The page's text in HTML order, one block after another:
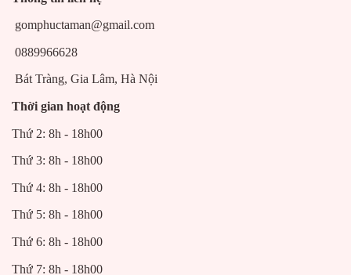
gomphuctaman@gmail.com
0889966628
Bát Tràng, Gia Lâm, Hà Nội
Thời gian hoạt động
Thứ 2: 8h - 18h00
Thứ 3: 8h - 18h00
Thứ 4: 8h - 18h00
Thứ 5: 8h - 18h00
Thứ 6: 8h - 18h00
Thứ 7: 8h - 18h00